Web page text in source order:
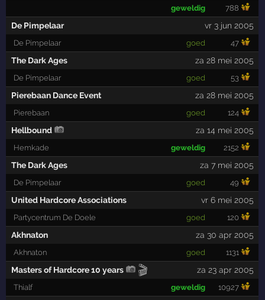
geweldig 788
De Pimpelaar vr 3 jun 2005
De Pimpelaar goed 47
The Dark Ages za 28 mei 2005
De Pimpelaar goed 53
Pierebaan Dance Event za 28 mei 2005
Pierebaan goed 124
Hellbound za 14 mei 2005
Hemkade geweldig 2152
The Dark Ages za 7 mei 2005
De Pimpelaar goed 49
United Hardcore Associations vr 6 mei 2005
Partycentrum De Doele goed 120
Akhnaton za 30 apr 2005
Akhnaton goed 1131
Masters of Hardcore 10 years 🎬 za 23 apr 2005
Thialf geweldig 10927